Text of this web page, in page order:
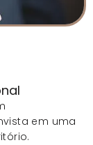
em uma